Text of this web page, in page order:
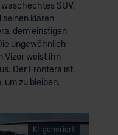
SUV.
seinen klaren
dem einstigen
ungewöhnlich
Vizor weist ihn
Der Frontera ist,
um zu bleiben.
KI-generiert